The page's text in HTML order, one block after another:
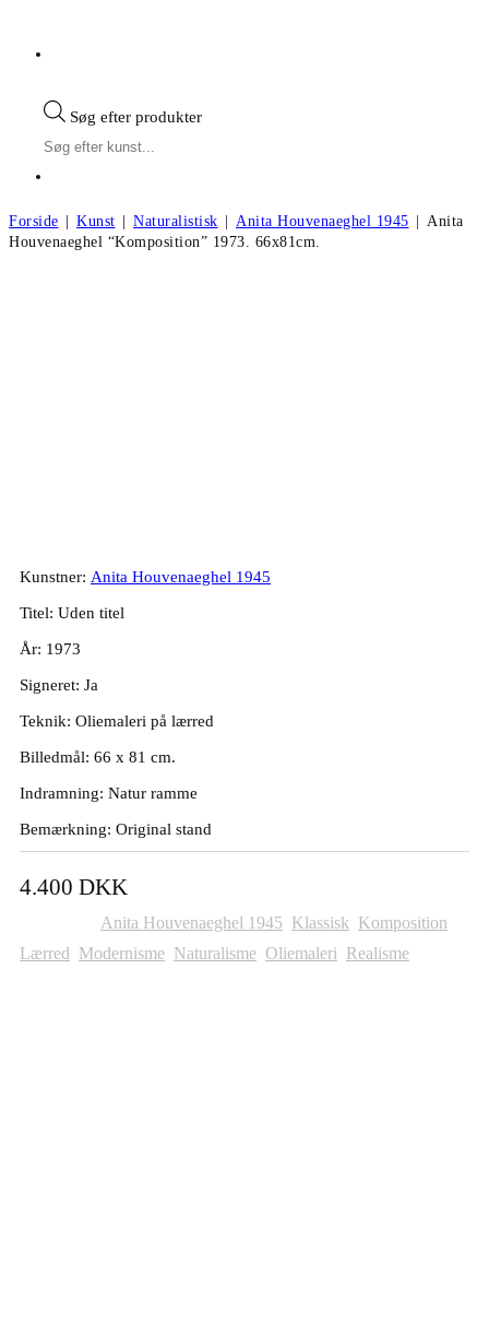
Søg efter produkter
Forside | Kunst | Naturalistisk | Anita Houvenaeghel 1945 | Anita
Houvenaeghel “Komposition” 1973. 66x81cm.
Kunstner: Anita Houvenaeghel 1945
Titel: Uden titel
År: 1973
Signeret: Ja
Teknik: Oliemaleri på lærred
Billedmål: 66 x 81 cm.
Indramning: Natur ramme
Bemærkning: Original stand
4.400 DKK
Anita Houvenaeghel 1945 Klassisk Komposition
Lærred Modernisme Naturalisme Oliemaleri Realisme